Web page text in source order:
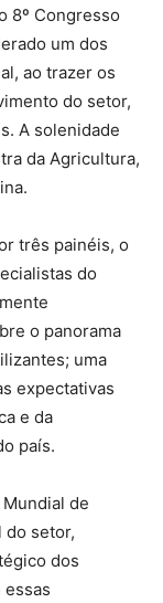
8º Congresso
um dos
ao trazer os
do setor,
A solenidade
da Agricultura,
três painéis, o
do
o panorama
uma
expectativas
e da
país.
de
do setor,
dos